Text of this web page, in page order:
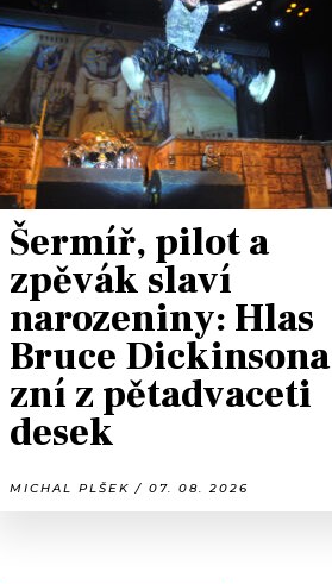
Šermíř, pilot a
zpěvák slaví
narozeniny: Hlas
Bruce Dickinsona
zní z pětadvaceti
desek
MICHAL PLŠEK / 07. 08. 2026